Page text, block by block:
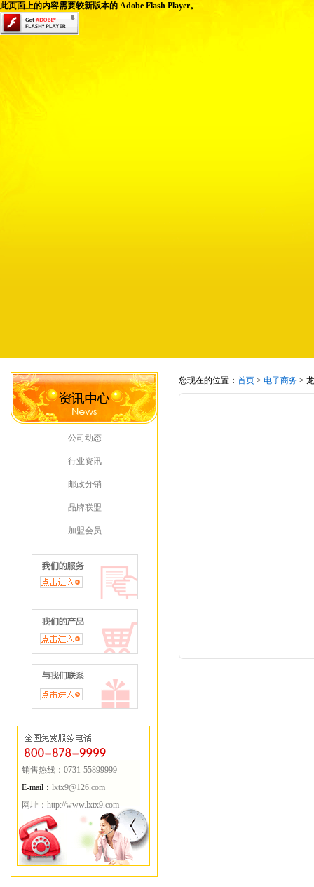
此页面上的内容需要较新版本的 Adobe Flash Player。
公司动态
行业资讯
邮政分销
品牌联盟
加盟会员
销售热线：0731-55899999
E-mail： lxtx9@126.com
网址： http://www.lxtx9.com
您现在的位置： 首页 > 电子商务 >